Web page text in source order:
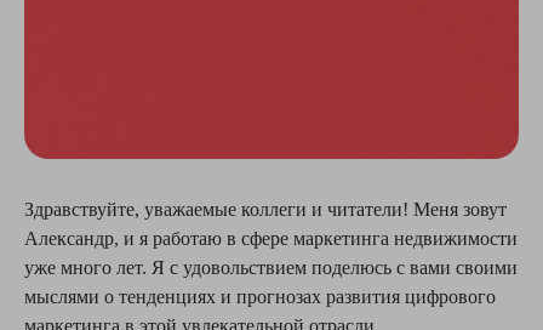
Здравствуйте, уважаемые коллеги и читатели! Меня зовут
Александр, и я работаю в сфере маркетинга недвижимости
уже много лет. Я с удовольствием поделюсь с вами своими
мыслями о тенденциях и прогнозах развития цифрового